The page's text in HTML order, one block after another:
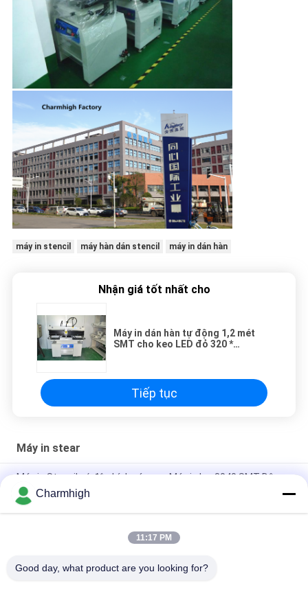
máy in stencil máy hàn dán stencil máy in dán hàn
Nhận giá tốt nhất cho
Máy in dán hàn tự động 1,2 mét
SMT cho keo LED đỏ 320 *
Tiếp tục
Máy in stear
Máy in Stencil có độ chính xác cao Máy in lụa 3040 SMT Dây
chuyền sản xuất SMT thủ công
Máy hàn dán bán tự động 3250, Máy in màn hình 320 * 500mm
E6 Máy in màn hình tự động hoàn toàn SMT máy in dán hàn
Charmhigh
11:17 PM
Good day, what product are you looking for?